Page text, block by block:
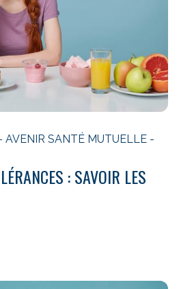
SANTÉ MUTUELLE -
: SAVOIR LES